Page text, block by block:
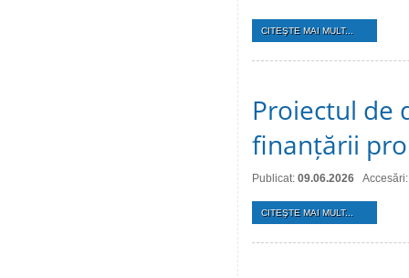
CITEŞTE MAI MULT...
Proiectul de
finanțării
Publicat: 09.06.2026
CITEŞTE MAI MULT...